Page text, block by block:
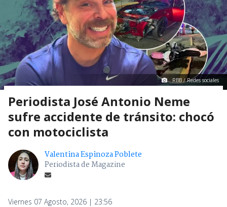
RBB / Redes sociales
Periodista José Antonio Neme
sufre accidente de tránsito: chocó
con motociclista
Valentina Espinoza Poblete
Periodista de Magazine
Viernes 07 Agosto, 2026 | 23:56